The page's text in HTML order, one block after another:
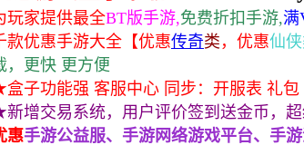
玩家提供最全BT版手游,免费折扣手游,满
款优惠手游大全 【优惠传奇类 ， 优惠仙
，更快 更方便
子功能强 客服中心 同步：开服表 礼
增交易系统，用户评价签到送金币，
惠手游公益服、手游网络游戏平台、手